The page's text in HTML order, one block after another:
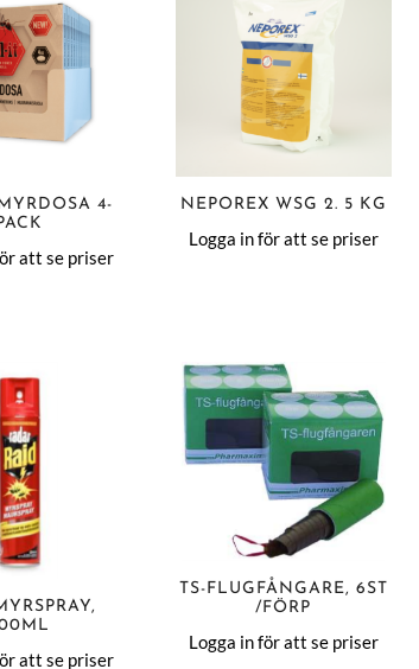
4-
att se priser
NEPOREX WSG 2. 5 KG
Logga in för att se priser
att se priser
TS-FLUGFÅNGARE, 6ST
/FÖRP
Logga in för att se priser